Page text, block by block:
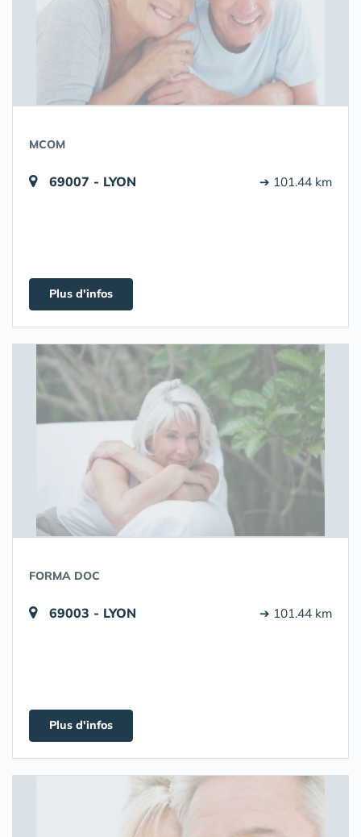
MCOM
69007 - LYON ➔ 101.44 km
Plus d'infos
FORMA DOC
69003 - LYON ➔ 101.44 km
Plus d'infos